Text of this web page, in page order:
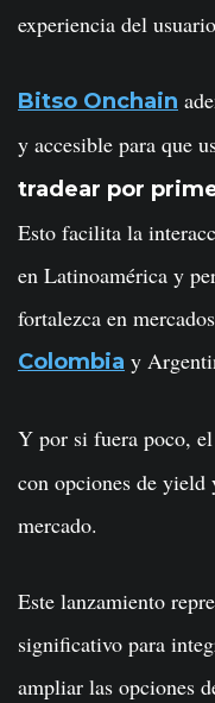
experiencia del
Bitso Onchain
y accesible para que
tradear por
Esto facilita la
en Latinoamérica y
fortalezca en
Colombia y
Y por si fuera poco, el
con opciones de
mercado.
Este lanzamiento
significativo para
ampliar las opciones